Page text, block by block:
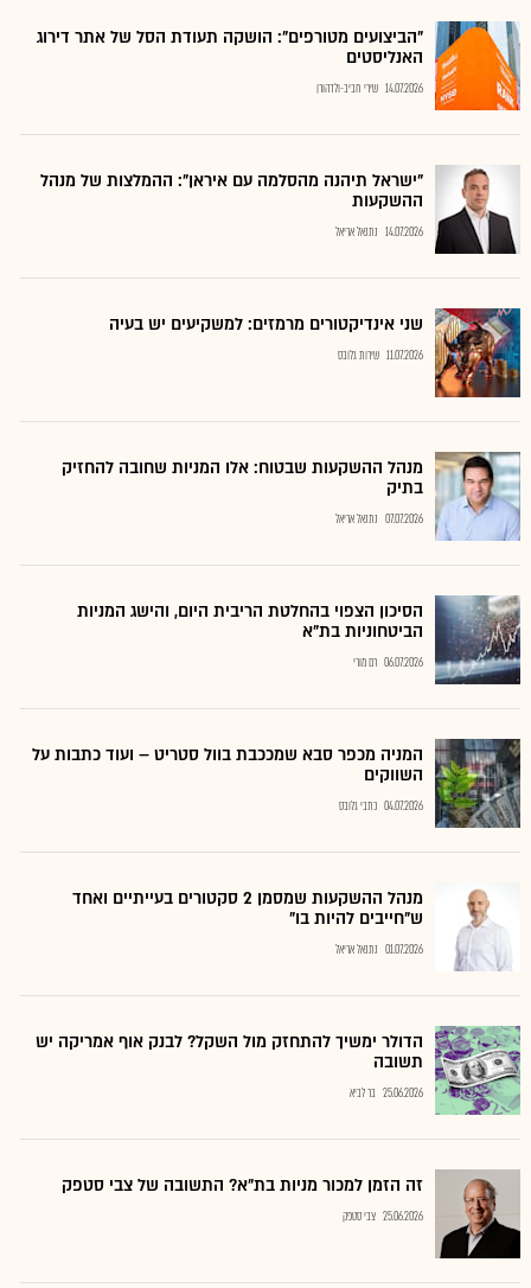
"הביצועים מטורפים": הושקה תעודת הסל של אתר דירוג
האנליסטים
14.07.2026 שירי חביב-ולדהורן
"ישראל תיהנה מהסלמה עם איראן": ההמלצות של מנהל
ההשקעות
14.07.2026 נתנאל אריאל
שני אינדיקטורים מרמזים: למשקיעים יש בעיה
11.07.2026 שירות גלובס
מנהל ההשקעות שבטוח: אלו המניות שחובה להחזיק
בתיק
07.07.2026 נתנאל אריאל
הסיכון הצפוי בהחלטת הריבית היום, והישג המניות
הביטחוניות בת"א
06.07.2026 רם מורי
המניה מכפר סבא שמככבת בוול סטריט – ועוד כתבות על
השווקים
04.07.2026 כתבי גלובס
מנהל ההשקעות שמסמן 2 סקטורים בעייתיים ואחד
ש"חייבים להיות בו"
01.07.2026 נתנאל אריאל
הדולר ימשיך להתחזק מול השקל? לבנק אוף אמריקה יש
תשובה
25.06.2026 בר לביא
זה הזמן למכור מניות בת"א? התשובה של צבי סטפק
25.06.2026 צבי סטפק